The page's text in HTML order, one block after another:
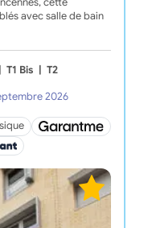
avec salle de bain
T1 Bis T2
2026